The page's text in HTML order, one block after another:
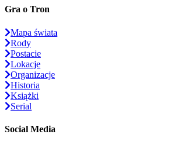
Gra o Tron
Mapa świata
Rody
Postacie
Lokacje
Organizacje
Historia
Książki
Serial
Social Media